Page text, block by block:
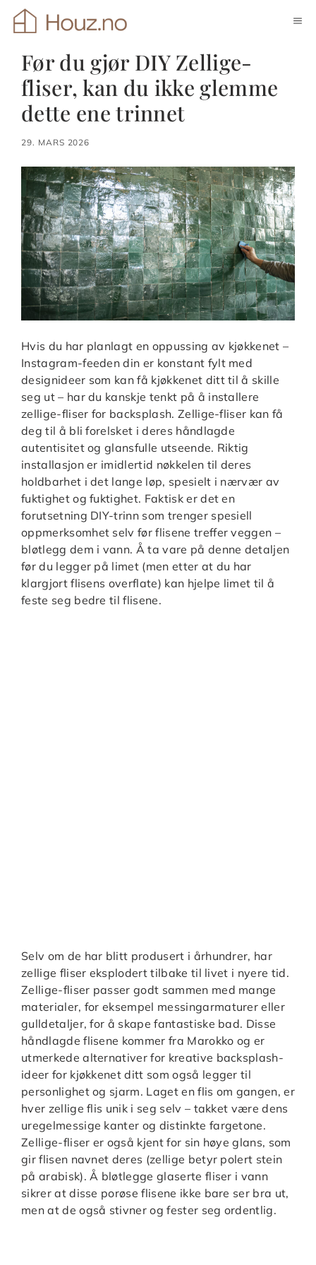
Hopp
Før du gjør DIY Zellige-
fliser, kan du ikke glemme
dette ene trinnet
29. MARS 2026
Hvis du har planlagt en oppussing av kjøkkenet –
Instagram-feeden din er konstant fylt med
designideer som kan få kjøkkenet ditt til å skille
seg ut – har du kanskje tenkt på å installere
zellige-fliser for backsplash. Zellige-fliser kan få
deg til å bli forelsket i deres håndlagde
autentisitet og glansfulle utseende. Riktig
installasjon er imidlertid nøkkelen til deres
holdbarhet i det lange løp, spesielt i nærvær av
fuktighet og fuktighet. Faktisk er det en
forutsetning DIY-trinn som trenger spesiell
oppmerksomhet selv før flisene treffer veggen –
bløtlegg dem i vann. Å ta vare på denne detaljen
før du legger på limet (men etter at du har
klargjort flisens overflate) kan hjelpe limet til å
feste seg bedre til flisene.
Selv om de har blitt produsert i århundrer, har
zellige fliser eksplodert tilbake til livet i nyere tid.
Zellige-fliser passer godt sammen med mange
materialer, for eksempel messingarmaturer eller
gulldetaljer, for å skape fantastiske bad. Disse
håndlagde flisene kommer fra Marokko og er
utmerkede alternativer for kreative backsplash-
ideer for kjøkkenet ditt som også legger til
personlighet og sjarm. Laget en flis om gangen, er
hver zellige flis unik i seg selv – takket være dens
uregelmessige kanter og distinkte fargetone.
Zellige-fliser er også kjent for sin høye glans, som
gir flisen navnet deres (zellige betyr polert stein
på arabisk). Å bløtlegge glaserte fliser i vann
sikrer at disse porøse flisene ikke bare ser bra ut,
men at de også stivner og fester seg ordentlig.